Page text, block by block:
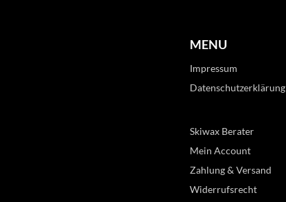
MENU
Impressum
Datenschutzerklärung
Skiwax Berater
Mein Account
Zahlung & Versand
Widerrufsrecht